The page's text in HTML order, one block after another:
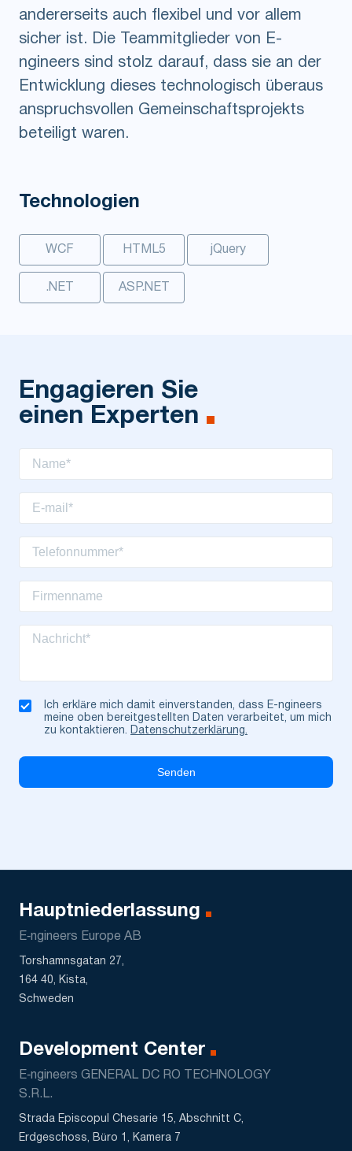
andererseits auch flexibel und vor allem
sicher ist. Die Teammitglieder von E-
ngineers sind stolz darauf, dass sie an der
Entwicklung dieses technologisch überaus
anspruchsvollen Gemeinschaftsprojekts
beteiligt waren.
Technologien
WCF HTML5 jQuery
.NET ASP.NET
Engagieren Sie
einen Experten
Ich erkläre mich damit einverstanden, dass E-ngineers
meine oben bereitgestellten Daten verarbeitet, um mich
zu kontaktieren. Datenschutzerklärung.
Hauptniederlassung
E‑ngineers Europe AB
Torshamnsgatan 27,
164 40, Kista,
Schweden
Development Center
E‑ngineers GENERAL DC RO TECHNOLOGY
S.R.L.
Strada Episcopul Chesarie 15, Abschnitt C,
Erdgeschoss, Büro 1, Kamera 7